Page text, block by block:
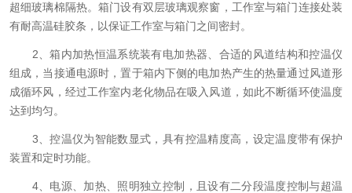
超细玻璃棉隔热。箱门设有双层玻璃观察窗，工作室与箱门连接处装
有耐高温硅胶条，以保证工作室与箱门之间密封。
2、箱内加热恒温系统装有电加热器、合适的风道结构和控温仪
组成，当接通电源时，置于箱内下侧的电加热产生的热量通过风道形
成循环风，经过工作室内老化物品在吸入风道，如此不断循环使温度
达到均匀。
3、控温仪为智能数显式，具有控温精度高，设定温度带有保护
装置和定时功能。
4、电源、加热、照明独立控制，且设有二分段温度控制与超温